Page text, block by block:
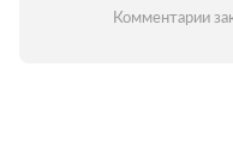
Комментарии